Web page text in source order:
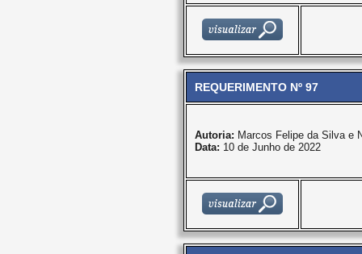
REQUERIMENTO Nº 97
Autoria: Marcos Felipe da Silva e
Data: 10 de Junho de 2022